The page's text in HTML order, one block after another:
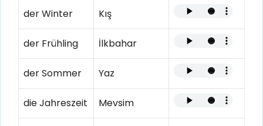
der Winter Kış
der Frühling İlkbahar
der Sommer Yaz
die Jahreszeit Mevsim